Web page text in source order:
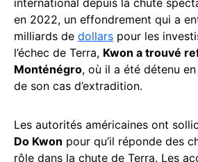
international depuis la chute
en 2022, un effondrement qui a
milliards de dollars pour les
l’échec de Terra, Kwon a trouvé
Monténégro, où il a été détenu
de son cas d’extradition.
Les autorités américaines ont
Do Kwon pour qu’il réponde des
rôle dans la chute de Terra. Les